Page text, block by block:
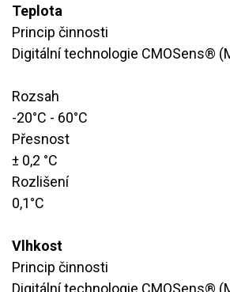
Teplota
Princip činnosti
Digitální technologie CMOSens®
Rozsah
​-20°C - 60°C
Přesnost
​± 0,2 °C
Rozlišení
​0,1°C
Vlhkost
Princip činnosti
Digitální technologie CMOSens®